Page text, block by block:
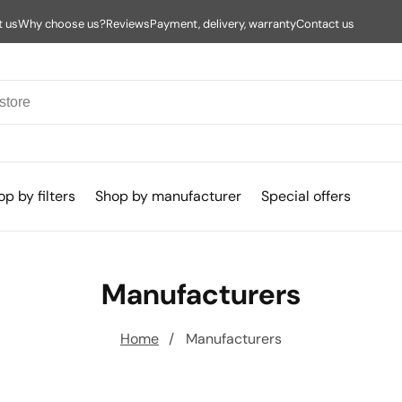
usWhy choose us?ReviewsPayment, delivery, warrantyContact us
by filters Shop by manufacturer Special offers
Manufacturers
Home Manufacturers